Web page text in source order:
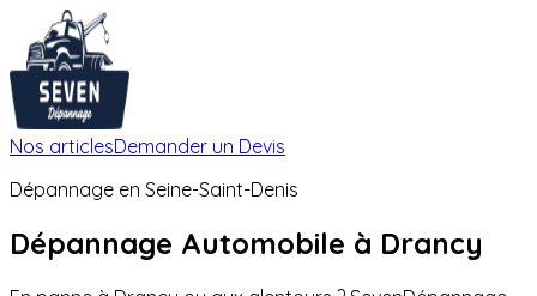
Nos articlesDemander un Devis
Dépannage en Seine-Saint-Denis
Dépannage Automobile à Drancy